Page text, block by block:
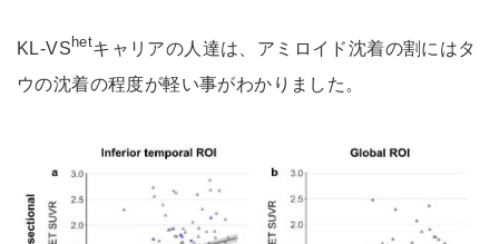
KL-VS hetキャリアの人達は、アミロイド沈着の割にはタ
ウの沈着の程度が軽い事がわかりました。